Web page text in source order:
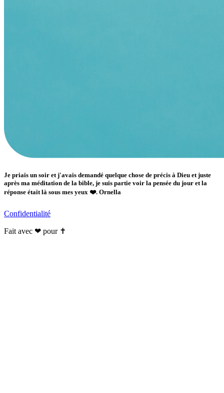
Je priais un soir et j'avais demandé quelque chose de précis à Dieu et juste
après ma méditation de la bible, je suis partie voir la pensée du jour et la
réponse était là sous mes yeux ❤️. Ornella
Confidentialité
Fait avec ❤ pour ✝️️